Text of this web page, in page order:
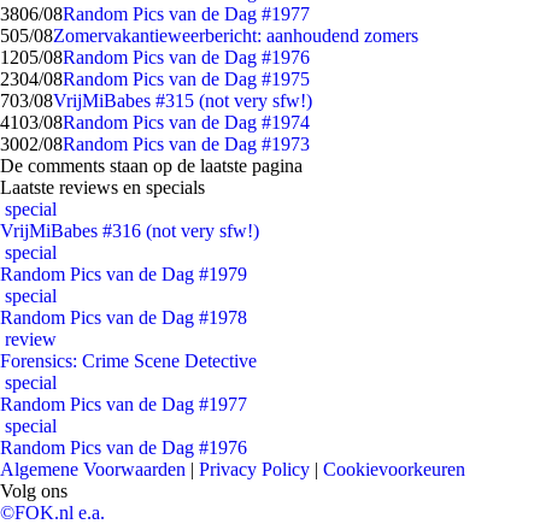
3806/08Random Pics van de Dag #1977
505/08Zomervakantieweerbericht: aanhoudend zomers
1205/08Random Pics van de Dag #1976
2304/08Random Pics van de Dag #1975
703/08VrijMiBabes #315 (not very sfw!)
4103/08Random Pics van de Dag #1974
3002/08Random Pics van de Dag #1973
De comments staan op de laatste pagina
Laatste reviews en specials
special
VrijMiBabes #316 (not very sfw!)
special
Random Pics van de Dag #1979
special
Random Pics van de Dag #1978
review
Forensics: Crime Scene Detective
special
Random Pics van de Dag #1977
special
Random Pics van de Dag #1976
Algemene Voorwaarden | Privacy Policy | Cookievoorkeuren
Volg ons
©FOK.nl e.a.